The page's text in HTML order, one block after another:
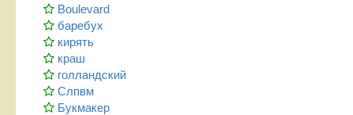
Boulevard
баребух
кирять
краш
голландский
Слпвм
Букмакер